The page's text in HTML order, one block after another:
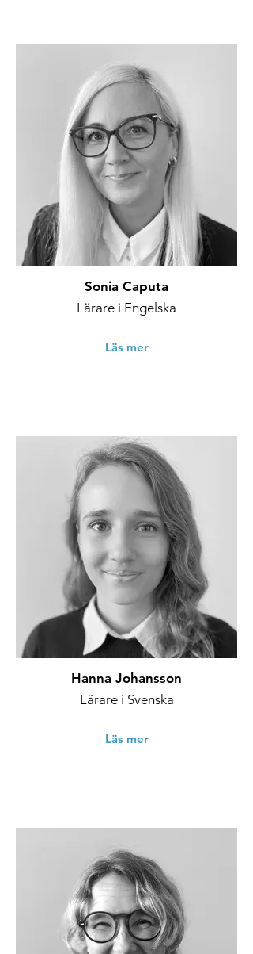
Sonia Caputa
Lärare i Engelska
Läs mer
Hanna Johansson
Lärare i Svenska
Läs mer